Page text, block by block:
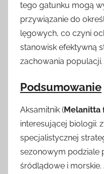
tego gatunku mogą
przywiązanie do
lęgowych, co czyni
stanowisk efektywną
zachowania populacji.
Podsumowanie
Aksamitnik (Melanitta
interesującej biologii:
specjalistycznej
sezonowym podziale
śródlądowe i morskie.